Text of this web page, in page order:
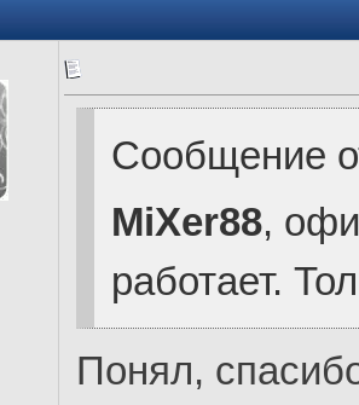
Сообщение
MiXer88,
работает.
Понял,